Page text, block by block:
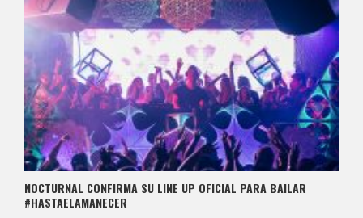
NOCTURNAL CONFIRMA SU LINE UP OFICIAL PARA BAILAR
#HASTAELAMANECER